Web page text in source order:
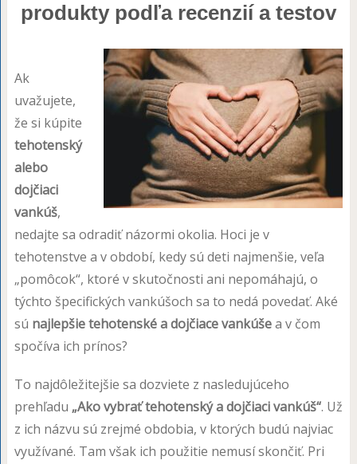
produkty podľa recenzií a testov
Ak
uvažujete,
že si kúpite
tehotenský
alebo
dojčiaci
vankúš,
nedajte sa odradiť názormi okolia. Hoci je v
tehotenstve a v období, kedy sú deti najmenšie, veľa
„pomôcok“, ktoré v skutočnosti ani nepomáhajú, o
týchto špecifických vankúšoch sa to nedá povedať. Aké
sú najlepšie tehotenské a dojčiace vankúšea v čom
spočíva ich prínos?
To najdôležitejšie sa dozviete z nasledujúceho
prehľadu „Ako vybrať tehotenský a dojčiaci vankúš“. Už
z ich názvu sú zrejmé obdobia, v ktorých budú najviac
využívané. Tam však ich použitie nemusí skončiť. Pri